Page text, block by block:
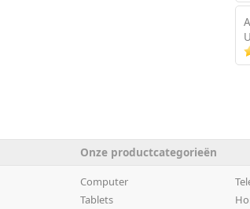
Onze productcategorieën
Computer
Tablets